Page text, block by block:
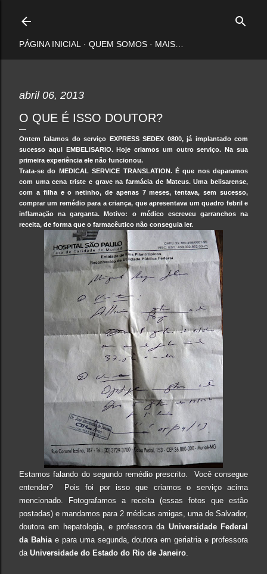
PÁGINA INICIAL QUEM SOMOS MAIS…
abril 06, 2013
O QUE É ISSO DOUTOR?
Ontem falamos do serviço EXPRESS SEDEX 0800,já implantado com
sucesso aqui EMBELISARIO. Hoje criamos um outro serviço. Na sua
primeira experiência ele não funcionou.
Trata-se do MEDICAL SERVICE TRANSLATION. É que nos deparamos
com uma cena triste e grave na farmácia de Mateus. Uma belisarense,
com a filha e o netinho, de apenas 7 meses, tentava, sem sucesso,
comprar um remédio para a criança, que apresentava um quadro febril e
inflamação na garganta. Motivo: o médico escreveu garranchos na
receita, de forma que o farmacêutico não conseguia ler.
Estamos falando do segundo remédio prescrito. Você consegue
entender? Pois foi por isso que criamos o serviço acima
mencionado. Fotografamos a receita (essas fotos que estão
postadas) e mandamos para 2 médicas amigas, uma de Salvador,
doutora em hepatologia, e professora da Universidade Federal
da Bahiae para uma segunda, doutora em geriatria e professora
da Universidade do Estado do Rio de Janeiro.